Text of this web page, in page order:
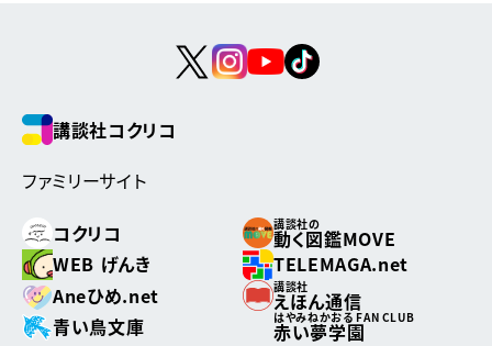
講談社コクリコ
ファミリーサイト
コクリコ
講談社の
動く図鑑MOVE
WEB げんき
TELEMAGA.net
Aneひめ.net
講談社
えほん通信
青い鳥文庫
はやみねかおる FAN CLUB
赤い夢学園